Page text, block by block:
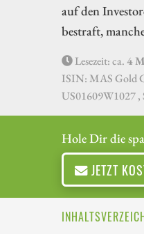
auf den
bestraft,
Lesezeit: ca.4
ISIN: MAS Gold
US01609W1027 ,
Hole Dir die
JETZT